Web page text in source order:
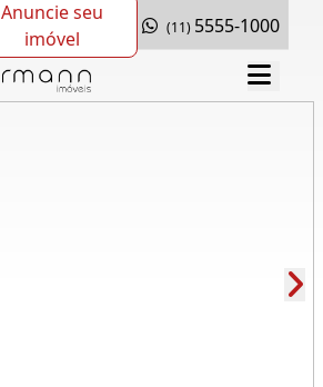
Anuncie seu
imóvel
(11) 5555-1000